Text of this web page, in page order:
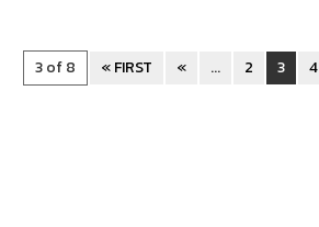
3 of 8 « FIRST « ... 2 3 4